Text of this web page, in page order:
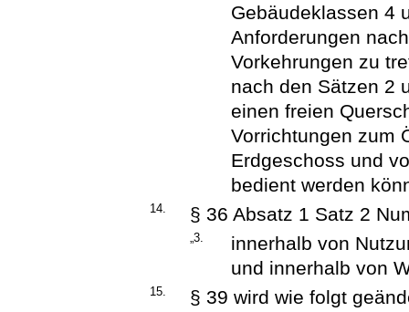
Gebäudeklassen 4
Anforderungen
Vorkehrungen zu
nach den Sätzen 2
einen freien
Vorrichtungen zum
Erdgeschoss und
bedient werden
14. § 36 Absatz 1 Satz 2
„3.
innerhalb von
und innerhalb von
15. § 39 wird wie folgt